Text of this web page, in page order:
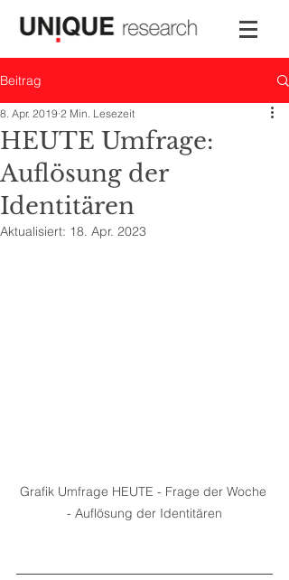
Beitrag
HEUTE Umfrage:
Auflösung der
Identitären
8. Apr. 2019 2 Min. Lesezeit
Aktualisiert: 18. Apr. 2023
Grafik Umfrage HEUTE - Frage der Woche
- Auflösung der Identitären